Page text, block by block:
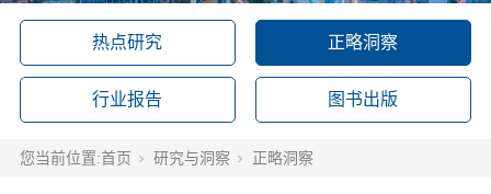
热点研究 正略洞察
行业报告 图书出版
您当前位置:首页 研究与洞察 正略洞察